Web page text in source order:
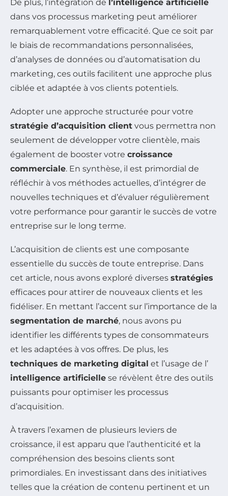
De plus, l’intégration de l’intelligence artificielle
dans vos processus marketing peut améliorer
remarquablement votre efficacité. Que ce soit par
le biais de recommandations personnalisées,
d’analyses de données ou d’automatisation du
marketing, ces outils facilitent une approche plus
ciblée et adaptée à vos clients potentiels.
Adopter une approche structurée pour votre
stratégie d’acquisition client vous permettra non
seulement de développer votre clientèle, mais
également de booster votre croissance
commerciale. En synthèse, il est primordial de
réfléchir à vos méthodes actuelles, d’intégrer de
nouvelles techniques et d’évaluer régulièrement
votre performance pour garantir le succès de votre
entreprise sur le long terme.
L’acquisition de clients est une composante
essentielle du succès de toute entreprise. Dans
cet article, nous avons exploré diverses stratégies
efficaces pour attirer de nouveaux clients et les
fidéliser. En mettant l’accent sur l’importance de la
segmentation de marché, nous avons pu
identifier les différents types de consommateurs
et les adaptées à vos offres. De plus, les
techniques de marketing digital et l’usage de l’
intelligence artificielle se révèlent être des outils
puissants pour optimiser les processus
d’acquisition.
À travers l’examen de plusieurs leviers de
croissance, il est apparu que l’authenticité et la
compréhension des besoins clients sont
primordiales. En investissant dans des initiatives
telles que la création de contenu pertinent et un